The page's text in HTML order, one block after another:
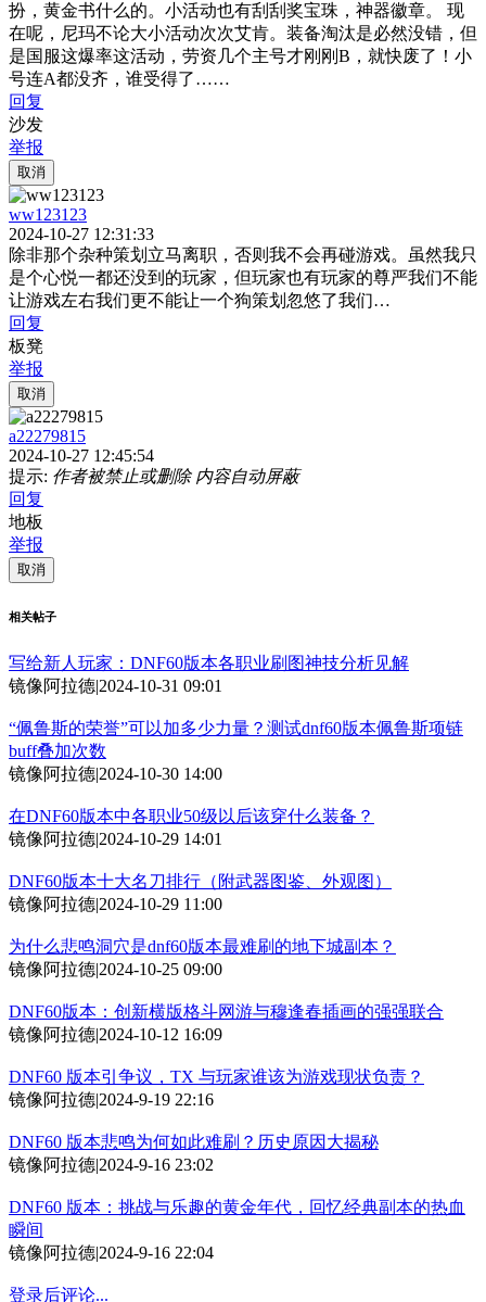
扮，黄金书什么的。小活动也有刮刮奖宝珠，神器徽章。 现
在呢，尼玛不论大小活动次次艾肯。装备淘汰是必然没错，但
是国服这爆率这活动，劳资几个主号才刚刚B，就快废了！小
号连A都没齐，谁受得了……
回复
沙发
举报
取消
ww123123
2024-10-27 12:31:33
除非那个杂种策划立马离职，否则我不会再碰游戏。虽然我只
是个心悦一都还没到的玩家，但玩家也有玩家的尊严我们不能
让游戏左右我们更不能让一个狗策划忽悠了我们…
回复
板凳
举报
取消
a22279815
2024-10-27 12:45:54
提示: 作者被禁止或删除 内容自动屏蔽
回复
地板
举报
取消
相关帖子
写给新人玩家：DNF60版本各职业刷图神技分析见解
镜像阿拉德|2024-10-31 09:01
“佩鲁斯的荣誉”可以加多少力量？测试dnf60版本佩鲁斯项链
buff叠加次数
镜像阿拉德|2024-10-30 14:00
在DNF60版本中各职业50级以后该穿什么装备？
镜像阿拉德|2024-10-29 14:01
DNF60版本十大名刀排行（附武器图鉴、外观图）
镜像阿拉德|2024-10-29 11:00
为什么悲鸣洞穴是dnf60版本最难刷的地下城副本？
镜像阿拉德|2024-10-25 09:00
DNF60版本：创新横版格斗网游与穆逢春插画的强强联合
镜像阿拉德|2024-10-12 16:09
DNF60 版本引争议，TX 与玩家谁该为游戏现状负责？
镜像阿拉德|2024-9-19 22:16
DNF60 版本悲鸣为何如此难刷？历史原因大揭秘
镜像阿拉德|2024-9-16 23:02
DNF60 版本：挑战与乐趣的黄金年代，回忆经典副本的热血
瞬间
镜像阿拉德|2024-9-16 22:04
登录后评论...